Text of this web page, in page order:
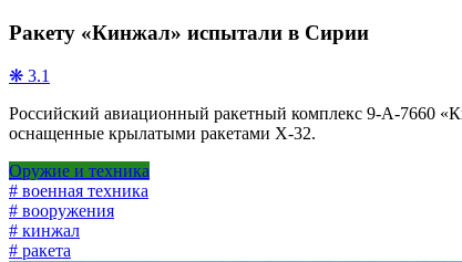
Ракету «Кинжал» испытали в Сирии
❋ 3.1
Российский авиационный ракетный комплекс 9-А-7660
оснащенные крылатыми ракетами Х-32.
Оружие и техника
# военная техника
# вооружения
# кинжал
# ракета